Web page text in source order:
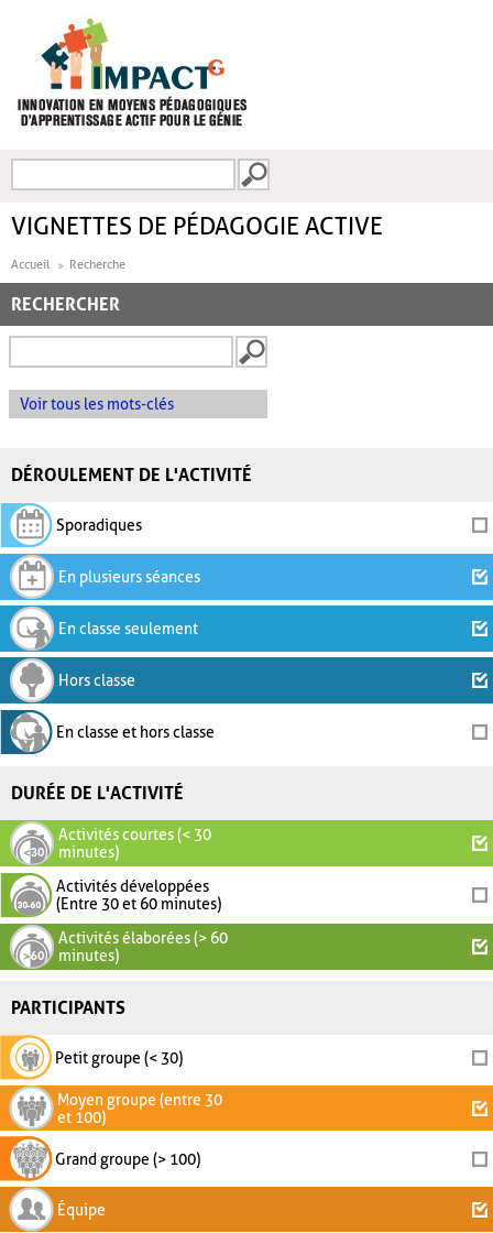
FORMULAIRE DE
VIGNETTES DE PÉDAGOGIE ACTIVE
Accueil Recherche
RECHERCHER
Voir tous les mots-clés
DÉROULEMENT DE L'ACTIVITÉ
Sporadiques
En plusieurs séances
En classe seulement
Hors classe
En classe et hors classe
DURÉE DE L'ACTIVITÉ
Activités courtes (< 30
minutes)
Activités développées
(Entre 30 et 60 minutes)
Activités élaborées (> 60
minutes)
PARTICIPANTS
Petit groupe (< 30)
Moyen groupe (entre 30
et 100)
Grand groupe (> 100)
Équipe